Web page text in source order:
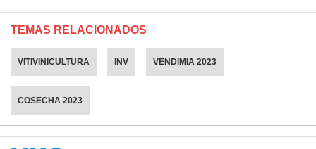
TEMAS RELACIONADOS
VITIVINICULTURA INV VENDIMIA 2023
COSECHA 2023